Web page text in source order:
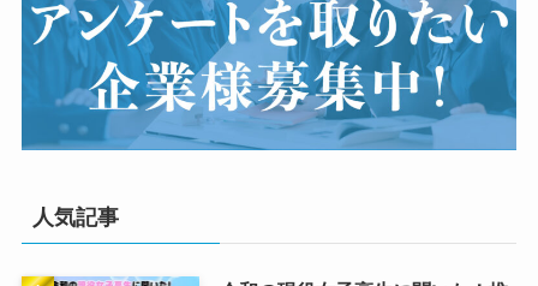
人気記事